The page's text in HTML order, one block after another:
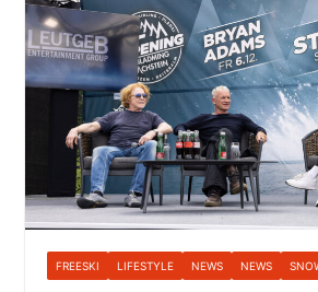
FREESKI LIFESTYLE NEWS NEWS